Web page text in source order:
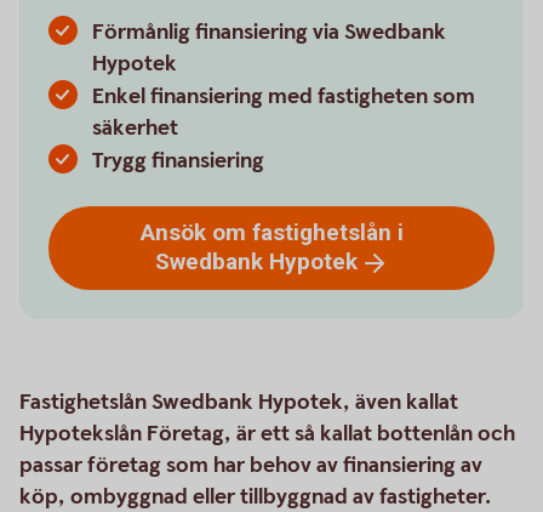
Förmånlig finansiering via Swedbank
Hypotek
Enkel finansiering med fastigheten som
säkerhet
Trygg finansiering
Ansök om fastighetslån i
Swedbank Hypotek
Fastighetslån Swedbank Hypotek, även kallat
Hypotekslån Företag, är ett så kallat bottenlån och
passar företag som har behov av finansiering av
köp, ombyggnad eller tillbyggnad av fastigheter.